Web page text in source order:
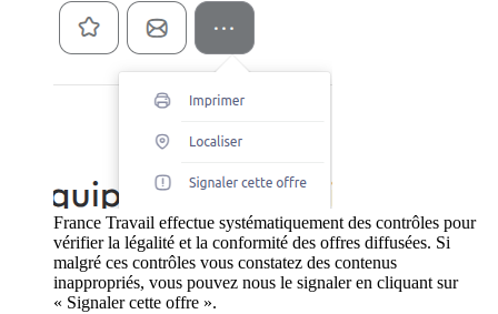
France Travail effectue systématiquement des contrôles pour
vérifier la légalité et la conformité des offres diffusées. Si
malgré ces contrôles vous constatez des contenus
inappropriés, vous pouvez nous le signaler en cliquant sur
« Signaler cette offre ».